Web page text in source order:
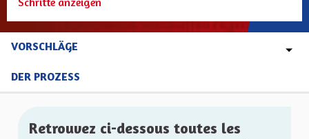
VORSCHLÄGE
DER PROZESS
Retrouvez ci-dessous toutes les